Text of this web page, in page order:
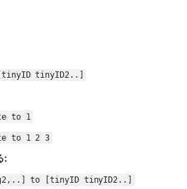
tinyID2..]
to 1
to 1 2 3
:
to [tinyID tinyID2..]